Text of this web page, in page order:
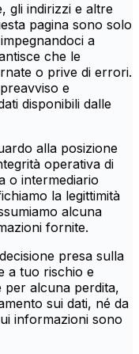
gli indirizzi e altre
pagina sono solo
a
che le
o prive di errori.
e
disponibili dalle
alla posizione
operativa di
o intermediario
la legittimità
alcuna
fornite.
presa sulla
a tuo rischio e
per alcuna perdita,
sui dati, né da
informazioni sono